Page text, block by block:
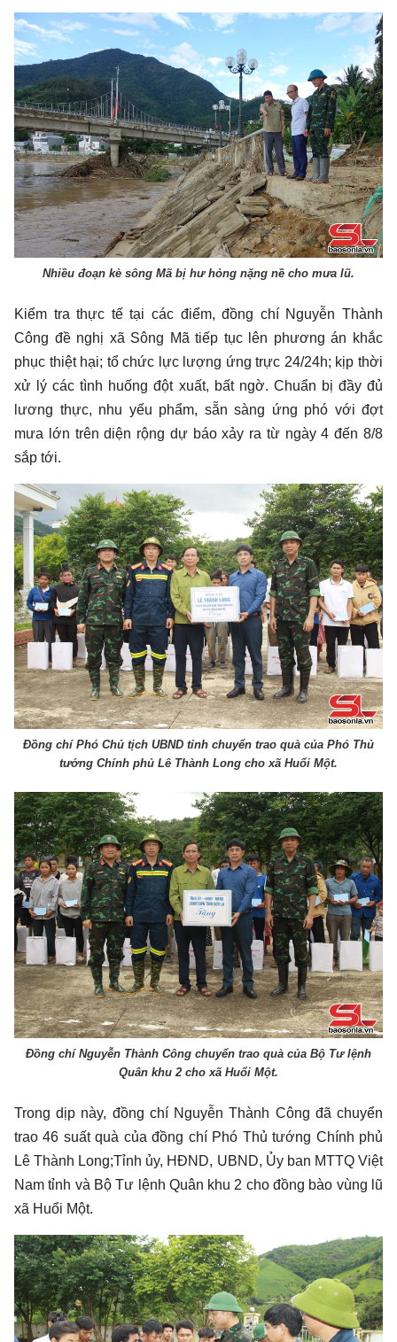
Nhiều đoạn kè sông Mã bị hư hỏng nặng nề cho mưa lũ.
Kiểm tra thực tế tại các điểm, đồng chí Nguyễn Thành
Công đề nghị xã Sông Mã tiếp tục lên phương án khắc
phục thiệt hại; tổ chức lực lượng ứng trực 24/24h; kịp thời
xử lý các tình huống đột xuất, bất ngờ. Chuẩn bị đầy đủ
lương thực, nhu yếu phẩm, sẵn sàng ứng phó với đợt
mưa lớn trên diện rộng dự báo xảy ra từ ngày 4 đến 8/8
sắp tới.
Đồng chí Phó Chủ tịch UBND tỉnh chuyển trao quà của Phó Thủ
tướng Chính phủ Lê Thành Long cho xã Huổi Một.
Đồng chí Nguyễn Thành Công chuyển trao quà của Bộ Tư lệnh
Quân khu 2 cho xã Huổi Một.
Trong dịp này, đồng chí Nguyễn Thành Công đã chuyển
trao 46 suất quà của đồng chí Phó Thủ tướng Chính phủ
Lê Thành Long;Tỉnh ủy, HĐND, UBND, Ủy ban MTTQ Việt
Nam tỉnh và Bộ Tư lệnh Quân khu 2 cho đồng bào vùng lũ
xã Huổi Một.